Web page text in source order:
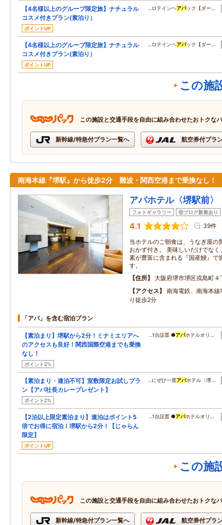
【4名様以上のグループ限定旅】ナチュラル
コスメ付きプラン(素泊り）
ポイントUP
…ロテインヘアパック【ダー…
【4名様以上のグループ限定旅】ナチュラル
コスメ付きプラン(素泊り）
ポイントUP
…ロテインヘアパック【ダー…
この施
この施設と交通手段を自由に組み合わせたおトクな
新幹線/特急付プラン一覧へ 航空券付プラ
南海本線『堺駅』から徒歩2分 難波・関西空港まで乗換なし！
アパホテル〈堺駅前〉
フォトギャラリー 宿ブログ新着あり
4.1 39件
当ホテルのご朝食は、うなぎ屋
おかず付き。 美味しいだけでな
素が豊富に含まれる『国産鰻』で
す。
住所
大阪府堺市堺区戎島町４
アクセス
南海電鉄、南海本
り徒歩2分
「アパ」を含む宿泊プラン
【素泊まり】堺駅から2分！ミナミエリアへ
のアクセスも良好！関西国際空港までも乗換
なし！
ポイント2%
…1台設置 ●アパホテルオリ…
【素泊まり・連泊不可】室数限定お試しプラ
ン【アパ社長カレープレゼント】
ポイント2%
…にぜひ一度アパホテル〈堺…
【2泊以上限定素泊まり】連泊はポイント5
倍でお得に宿泊！堺駅から2分！【じゃらん
限定】
ポイントUP
…1台設置 ●アパホテルオリ…
この施
この施設と交通手段を自由に組み合わせたおトクな
新幹線/特急付プラン一覧へ 航空券付プラ